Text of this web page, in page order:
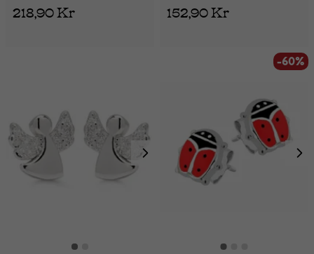
218,90 Kr 152,90 Kr
-60%